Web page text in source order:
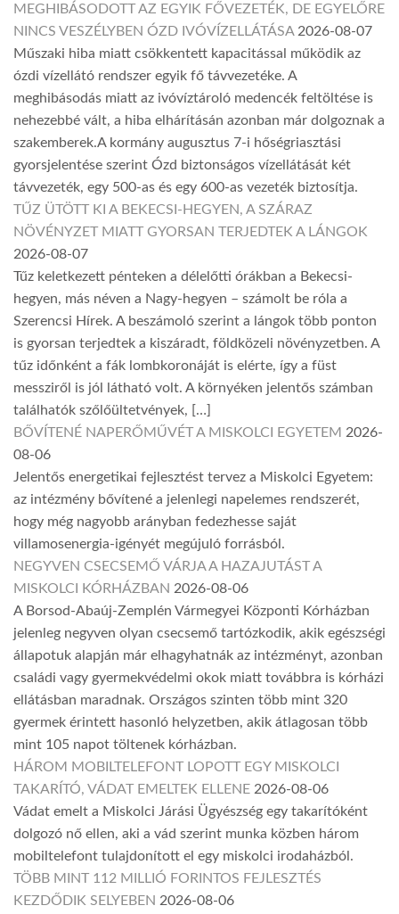
MEGHIBÁSODOTT AZ EGYIK FŐVEZETÉK, DE EGYELŐRE
NINCS VESZÉLYBEN ÓZD IVÓVÍZELLÁTÁSA 2026-08-07
Műszaki hiba miatt csökkentett kapacitással működik az
ózdi vízellátó rendszer egyik fő távvezetéke. A
meghibásodás miatt az ivóvíztároló medencék feltöltése is
nehezebbé vált, a hiba elhárításán azonban már dolgoznak a
szakemberek.A kormány augusztus 7-i hőségriasztási
gyorsjelentése szerint Ózd biztonságos vízellátását két
távvezeték, egy 500-as és egy 600-as vezeték biztosítja.
TŰZ ÜTÖTT KI A BEKECSI-HEGYEN, A SZÁRAZ
NÖVÉNYZET MIATT GYORSAN TERJEDTEK A LÁNGOK
2026-08-07
Tűz keletkezett pénteken a délelőtti órákban a Bekecsi-
hegyen, más néven a Nagy-hegyen – számolt be róla a
Szerencsi Hírek. A beszámoló szerint a lángok több ponton
is gyorsan terjedtek a kiszáradt, földközeli növényzetben. A
tűz időnként a fák lombkoronáját is elérte, így a füst
messziről is jól látható volt. A környéken jelentős számban
találhatók szőlőültetvények, […]
BŐVÍTENÉ NAPERŐMŰVÉT A MISKOLCI EGYETEM 2026-
08-06
Jelentős energetikai fejlesztést tervez a Miskolci Egyetem:
az intézmény bővítené a jelenlegi napelemes rendszerét,
hogy még nagyobb arányban fedezhesse saját
villamosenergia-igényét megújuló forrásból.
NEGYVEN CSECSEMŐ VÁRJA A HAZAJUTÁST A
MISKOLCI KÓRHÁZBAN 2026-08-06
A Borsod-Abaúj-Zemplén Vármegyei Központi Kórházban
jelenleg negyven olyan csecsemő tartózkodik, akik egészségi
állapotuk alapján már elhagyhatnák az intézményt, azonban
családi vagy gyermekvédelmi okok miatt továbbra is kórházi
ellátásban maradnak. Országos szinten több mint 320
gyermek érintett hasonló helyzetben, akik átlagosan több
mint 105 napot töltenek kórházban.
HÁROM MOBILTELEFONT LOPOTT EGY MISKOLCI
TAKARÍTÓ, VÁDAT EMELTEK ELLENE 2026-08-06
Vádat emelt a Miskolci Járási Ügyészség egy takarítóként
dolgozó nő ellen, aki a vád szerint munka közben három
mobiltelefont tulajdonított el egy miskolci irodaházból.
TÖBB MINT 112 MILLIÓ FORINTOS FEJLESZTÉS
KEZDŐDIK SELYEBEN 2026-08-06